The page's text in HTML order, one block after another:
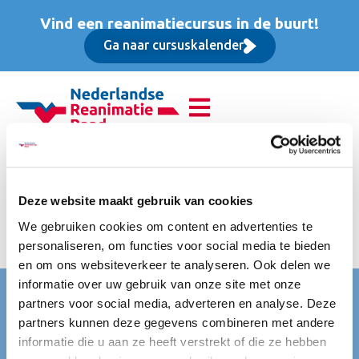
Deze website maakt gebruik van cookies
We gebruiken cookies om content en advertenties te
personaliseren, om functies voor social media te bieden
en om ons websiteverkeer te analyseren. Ook delen we
informatie over uw gebruik van onze site met onze
partners voor social media, adverteren en analyse. Deze
partners kunnen deze gegevens combineren met andere
informatie die u aan ze heeft verstrekt of die ze hebben
Vind een reanimatiecursus in de buurt!
Ga naar cursuskalender
Reanimatie van
volwassenen (BLS),
Basis cursus
Nederlandse Reanimatie Raad (NRR)
Mercatorlaan 1200
3528 BL Utrecht